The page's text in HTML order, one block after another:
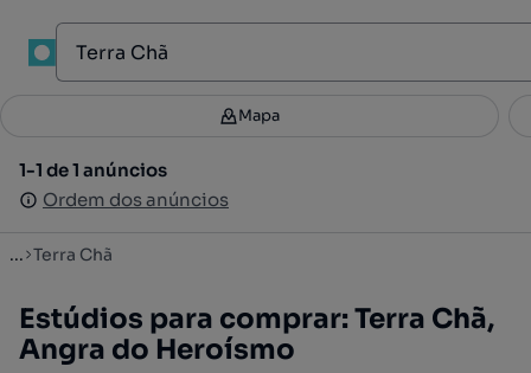
Filtros 2
1-1 de 1 anúncios
Ordem dos anúncios
Mapa
1-1 de 1 anúncios
Ordem dos anúncios
... Terra Chã
Estúdios para comprar: Terra Chã,
Angra do Heroísmo